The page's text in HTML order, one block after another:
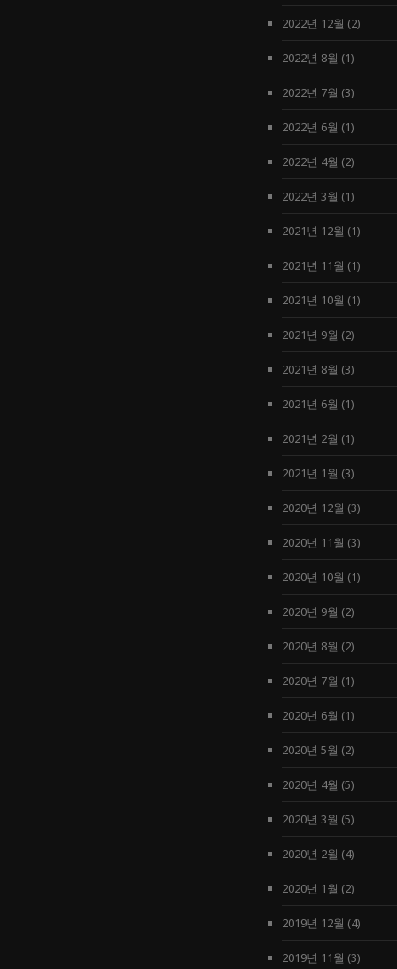
2022년 12월 (2)
2022년 8월 (1)
2022년 7월 (3)
2022년 6월 (1)
2022년 4월 (2)
2022년 3월 (1)
2021년 12월 (1)
2021년 11월 (1)
2021년 10월 (1)
2021년 9월 (2)
2021년 8월 (3)
2021년 6월 (1)
2021년 2월 (1)
2021년 1월 (3)
2020년 12월 (3)
2020년 11월 (3)
2020년 10월 (1)
2020년 9월 (2)
2020년 8월 (2)
2020년 7월 (1)
2020년 6월 (1)
2020년 5월 (2)
2020년 4월 (5)
2020년 3월 (5)
2020년 2월 (4)
2020년 1월 (2)
2019년 12월 (4)
2019년 11월 (3)